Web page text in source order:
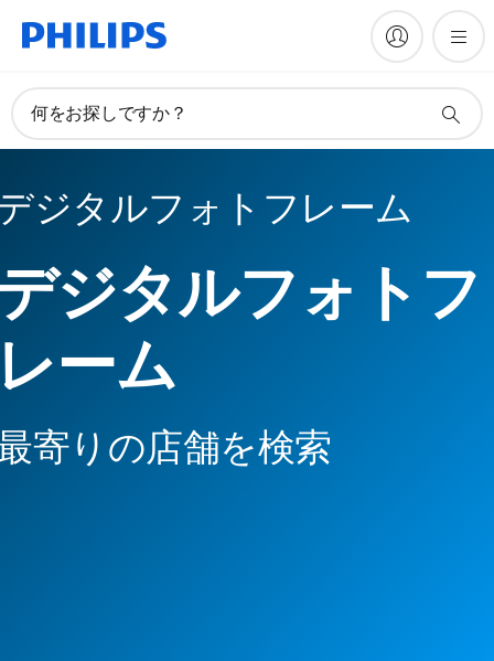
何をお探しですか？
ジタルフォトフレーム
ジタルフォトフ
ーム
寄りの店舗を検索